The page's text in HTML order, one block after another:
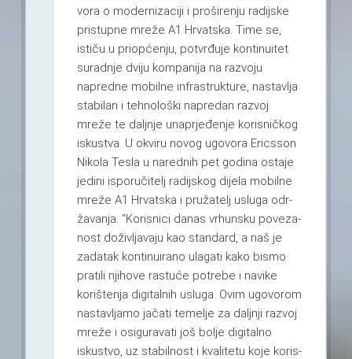
vora o moder­ni­za­ciji i pro­ši­re­nju radij­ske
pris­tupne mreže A1 Hrvat­ska. Time se,
ističu u pri­op­će­nju, pot­vr­đuje kon­ti­nu­itet
surad­nje dviju kom­pa­nija na razvoju
napredne mobilne infras­truk­ture, nas­tav­lja
sta­bi­lan i teh­no­lo­ški napre­dan razvoj
mreže te dalj­nje una­p­rje­đe­nje koris­nič­kog
iskus­tva. U okviru novog ugo­vora Eric­sson
Nikola Tesla u nared­nih pet godina ostaje
jedini ispo­ru­či­telj radij­skog dijela mobilne
mreže A1 Hrvat­ska i pru­ža­telj usluga odr­
ža­va­nja. “Koris­nici danas vrhun­sku poveza­
nost doživ­lja­vaju kao stan­dard, a naš je
zada­tak kon­ti­nu­irano ula­gati kako bismo
pra­tili nji­hove ras­tuće potrebe i navike
kori­šte­nja digi­tal­nih usluga. Ovim ugo­vo­rom
nas­tav­ljamo jačati teme­lje za dalj­nji razvoj
mreže i osi­gu­ra­vati još bolje digi­talno
iskus­tvo, uz sta­bil­nost i kva­li­tetu koje koris­